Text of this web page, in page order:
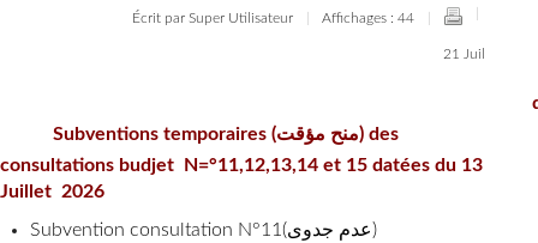
Écrit par Super Utilisateur Affichages : 44
21 Juil
Subventions temporaires (منح مؤقت) des
consultations budjet N=°11,12,13,14 et 15 datées du 13
Juillet 2026
Subvention consultation N°11(عدم جدوى)